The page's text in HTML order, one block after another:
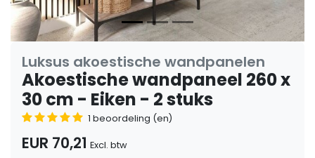
Luksus akoestische wandpanelen
Akoestische wandpaneel 260 x
30 cm - Eiken - 2 stuks
1 beoordeling (en)
EUR 70,21 Excl. btw